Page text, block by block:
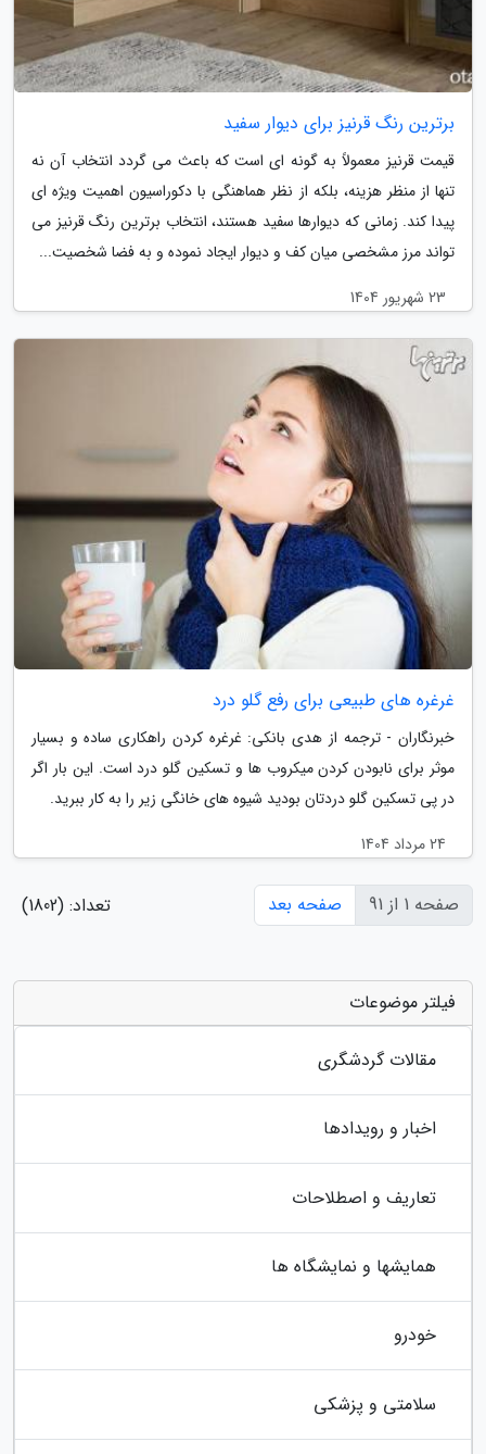
برترین رنگ قرنیز برای دیوار سفید
قیمت قرنیز معمولاً به گونه ای است که باعث می گردد انتخاب آن نه
تنها از منظر هزینه، بلکه از نظر هماهنگی با دکوراسیون اهمیت ویژه ای
پیدا کند. زمانی که دیوارها سفید هستند، انتخاب برترین رنگ قرنیز می
تواند مرز مشخصی میان کف و دیوار ایجاد نموده و به فضا شخصیت...
23 شهریور 1404
غرغره های طبیعی برای رفع گلو درد
خبرنگاران - ترجمه از هدی بانکی: غرغره کردن راهکاری ساده و بسیار
موثر برای نابودن کردن میکروب ها و تسکین گلو درد است. این بار اگر
در پی تسکین گلو دردتان بودید شیوه های خانگی زیر را به کار ببرید.
24 مرداد 1404
صفحه 1 از 91 صفحه بعد تعداد: (1802)
فیلتر موضوعات
مقالات گردشگری
اخبار و رویدادها
تعاریف و اصطلاحات
همایشها و نمایشگاه ها
خودرو
سلامتی و پزشکی